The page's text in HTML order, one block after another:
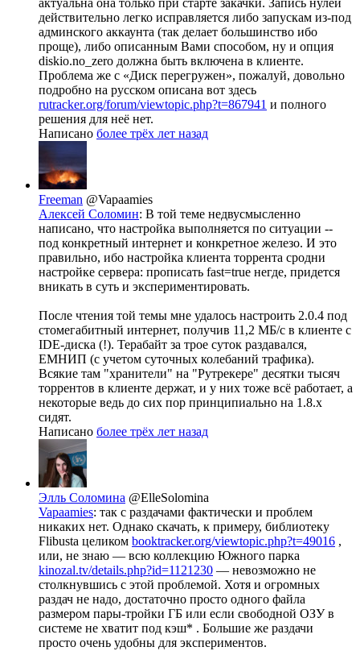
актуальна она только при старте закачки. Запись нулей
действительно легко исправляется либо запускам из-под
админского аккаунта (так делает большинство ибо
проще), либо описанным Вами способом, ну и опция
diskio.no_zero должна быть включена в клиенте.
Проблема же с «Диск перегружен», пожалуй, довольно
подробно на русском описана вот здесь
rutracker.org/forum/viewtopic.php?t=867941 и полного
решения для неё нет.
Написано более трёх лет назад
Freeman @Vapaamies
Алексей Соломин: В той теме недвусмысленно
написано, что настройка выполняется по ситуации --
под конкретный интернет и конкретное железо. И это
правильно, ибо настройка клиента торрента сродни
настройке сервера: прописать fast=true негде, придется
вникать в суть и экспериментировать.
После чтения той темы мне удалось настроить 2.0.4 под
стомегабитный интернет, получив 11,2 МБ/с в клиенте с
IDE-диска (!). Терабайт за трое суток раздавался,
ЕМНИП (с учетом суточных колебаний трафика).
Всякие там "хранители" на "Рутрекере" десятки тысяч
торрентов в клиенте держат, и у них тоже всё работает, а
некоторые ведь до сих пор принципиально на 1.8.x
сидят.
Написано более трёх лет назад
Элль Соломина @ElleSolomina
Vapaamies: так с раздачами фактически и проблем
никаких нет. Однако скачать, к примеру, библиотеку
Flibusta целиком booktracker.org/viewtopic.php?t=49016 ,
или, не знаю — всю коллекцию Южного парка
kinozal.tv/details.php?id=1121230 — невозможно не
столкнувшись с этой проблемой. Хотя и огромных
раздач не надо, достаточно просто одного файла
размером пары-тройки ГБ или если свободной ОЗУ в
системе не хватит под кэш* . Большие же раздачи
просто очень удобны для экспериментов.